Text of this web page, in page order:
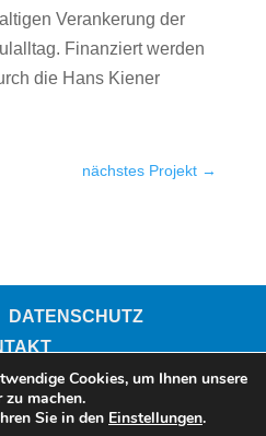
Verankerung der
Finanziert werden
die Hans Kiener
nächstes Projekt →
DATENSCHUTZ
Cookies, um Ihnen unsere
machen.
Sie in den Einstellungen.